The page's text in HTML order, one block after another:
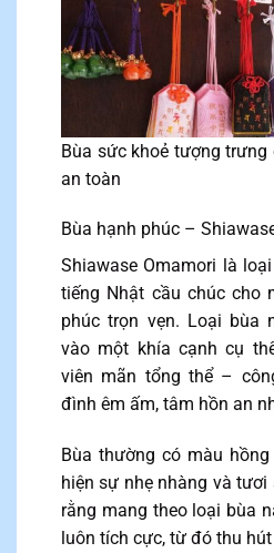
Bùa sức khoẻ tượng
an toàn
Bùa hạnh phúc –
Shiawase Omamori là
tiếng Nhật cầu chúc cho
phúc trọn vẹn. Loại bùa
vào một khía cạnh cụ
viên mãn tổng thể –
đình êm ấm, tâm hồn an
Bùa thường có màu
hiện sự nhẹ nhàng và
rằng mang theo loại bùa
luôn tích cực, từ đó thu